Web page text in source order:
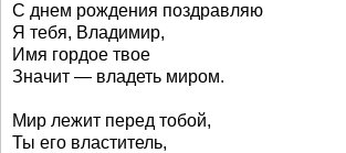
С днем рождения поздравляю
Я тебя, Владимир,
Имя гордое твое
Значит — владеть миром.
Мир лежит перед тобой,
Ты его властитель,